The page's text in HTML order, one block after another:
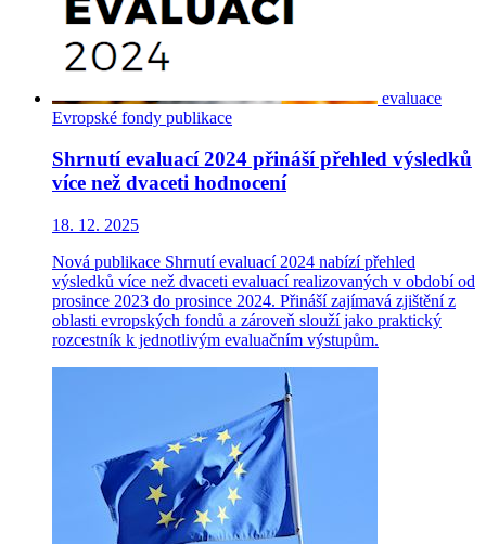
evaluace
Evropské fondy publikace
Shrnutí evaluací 2024 přináší přehled výsledků
více než dvaceti hodnocení
18. 12. 2025
Nová publikace Shrnutí evaluací 2024 nabízí přehled
výsledků více než dvaceti evaluací realizovaných v období od
prosince 2023 do prosince 2024. Přináší zajímavá zjištění z
oblasti evropských fondů a zároveň slouží jako praktický
rozcestník k jednotlivým evaluačním výstupům.